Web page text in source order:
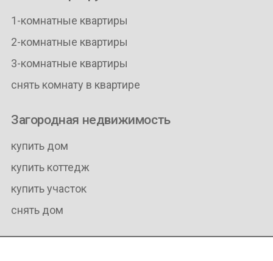
1-комнатные квартиры
2-комнатные квартиры
3-комнатные квартиры
снять комнату в квартире
Загородная недвижимость
купить дом
купить коттедж
купить участок
снять дом